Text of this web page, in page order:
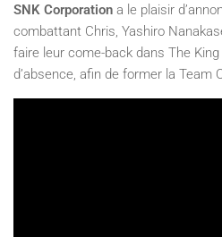
SNK Corporation a le plaisir
combattant Chris, Yashiro
faire leur come-back dans The
d’absence, afin de former la Team